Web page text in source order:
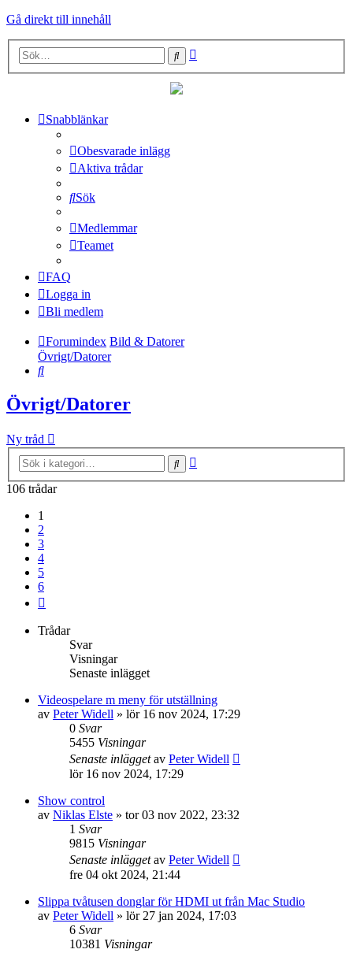
Gå direkt till innehåll
Sök
Snabblänkar
Obesvarade inlägg
Aktiva trådar
Sök
Medlemmar
Teamet
FAQ
Logga in
Bli medlem
Forumindex Bild & Datorer
Övrigt/Datorer
Sök
Övrigt/Datorer
Ny tråd
Sök
106 trådar
1
2
3
4
5
6
Trådar
Svar
Visningar
Senaste inlägget
Videospelare m meny för utställning
av Peter Widell » lör 16 nov 2024, 17:29
0 Svar
5455 Visningar
Senaste inläggetav Peter Widell
lör 16 nov 2024, 17:29
Show control
av Niklas Elste » tor 03 nov 2022, 23:32
1 Svar
9815 Visningar
Senaste inläggetav Peter Widell
fre 04 okt 2024, 21:44
Slippa tvåtusen donglar för HDMI ut från Mac Studio
av Peter Widell » lör 27 jan 2024, 17:03
6 Svar
10381 Visningar